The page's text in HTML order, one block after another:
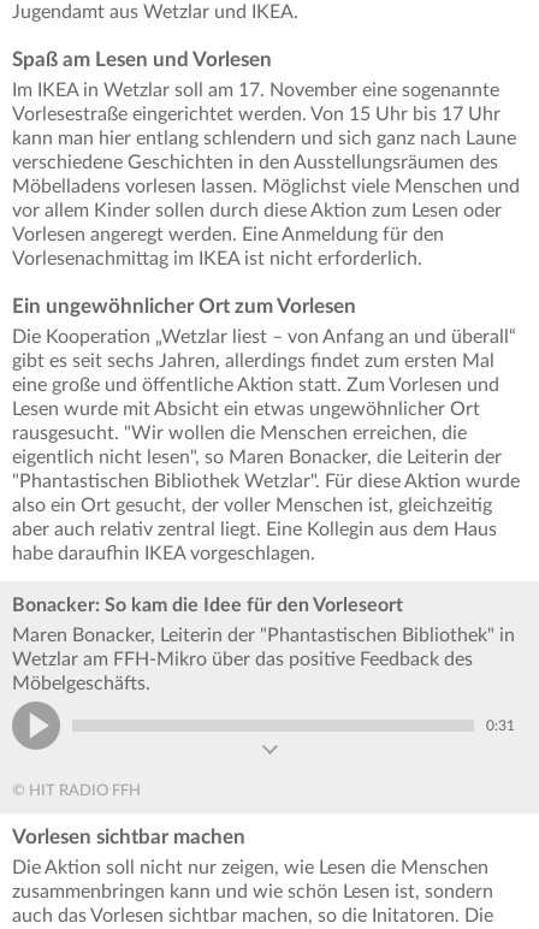
Jugendamt aus Wetzlar und IKEA.
Spaß am Lesen und Vorlesen
Im IKEA in Wetzlar soll am 17. November eine sogenannte
Vorlesestraße eingerichtet werden. Von 15 Uhr bis 17 Uhr
kann man hier entlang schlendern und sich ganz nach Laune
verschiedene Geschichten in den Ausstellungsräumen des
Möbelladens vorlesen lassen. Möglichst viele Menschen und
vor allem Kinder sollen durch diese Aktion zum Lesen oder
Vorlesen angeregt werden. Eine Anmeldung für den
Vorlesenachmittag im IKEA ist nicht erforderlich.
Ein ungewöhnlicher Ort zum Vorlesen
Die Kooperation „Wetzlar liest – von Anfang an und überall“
gibt es seit sechs Jahren, allerdings findet zum ersten Mal
eine große und öffentliche Aktion statt. Zum Vorlesen und
Lesen wurde mit Absicht ein etwas ungewöhnlicher Ort
rausgesucht. "Wir wollen die Menschen erreichen, die
eigentlich nicht lesen", so Maren Bonacker, die Leiterin der
"Phantastischen Bibliothek Wetzlar". Für diese Aktion wurde
also ein Ort gesucht, der voller Menschen ist, gleichzeitig
aber auch relativ zentral liegt. Eine Kollegin aus dem Haus
habe daraufhin IKEA vorgeschlagen.
Bonacker: So kam die Idee für den Vorleseort
Maren Bonacker, Leiterin der "Phantastischen Bibliothek" in
Wetzlar am FFH-Mikro über das positive Feedback des
Möbelgeschäfts.
0:31
© HIT RADIO FFH
Vorlesen sichtbar machen
Die Aktion soll nicht nur zeigen, wie Lesen die Menschen
zusammenbringen kann und wie schön Lesen ist, sondern
auch das Vorlesen sichtbar machen, so die Initatoren. Die